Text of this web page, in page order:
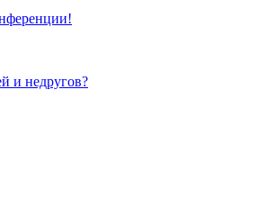
и недругов?